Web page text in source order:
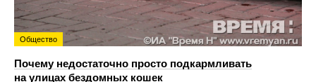
Общество
Почему недостаточно просто подкармливать
на улицах бездомных кошек